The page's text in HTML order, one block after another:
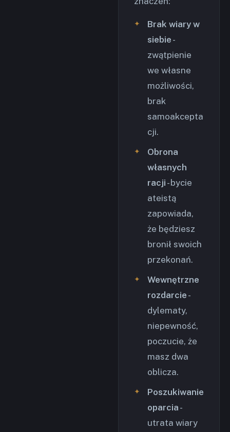
Brak wiary w
siebie -
zwątpienie
we własne
możliwości,
brak
samoakcepta
cji.
Obrona
własnych
racji - bycie
ateistą
zapowiada,
że będziesz
bronił swoich
przekonań.
Wewnętrzne
rozdarcie -
dylematy,
niepewność,
poczucie, że
masz dwa
oblicza.
Poszukiwanie
oparcia -
utrata wiary